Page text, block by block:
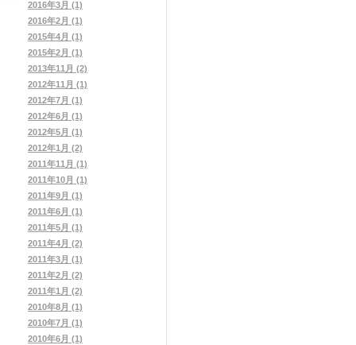
2016年3月 (1)
2016年2月 (1)
2015年4月 (1)
2015年2月 (1)
2013年11月 (2)
2012年11月 (1)
2012年7月 (1)
2012年6月 (1)
2012年5月 (1)
2012年1月 (2)
2011年11月 (1)
2011年10月 (1)
2011年9月 (1)
2011年6月 (1)
2011年5月 (1)
2011年4月 (2)
2011年3月 (1)
2011年2月 (2)
2011年1月 (2)
2010年8月 (1)
2010年7月 (1)
2010年6月 (1)